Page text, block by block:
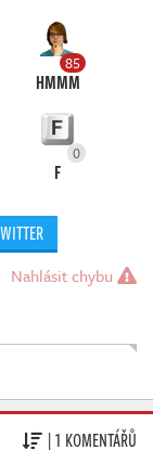
85
HMMM
0
F
Nahlásit chybu
| 1 KOMENTÁŘŮ